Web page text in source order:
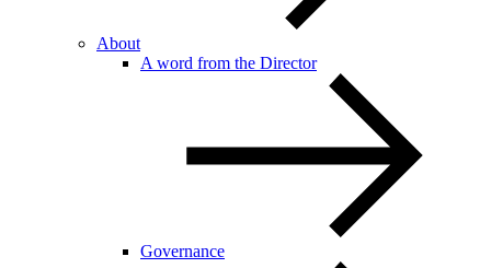
About
A word from the Director
Governance